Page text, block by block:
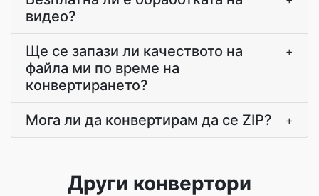
видео?
Ще се запази ли качеството на
файла ми по време на
конвертирането?
+
Мога ли да конвертирам да се ZIP? +
Други конвертори